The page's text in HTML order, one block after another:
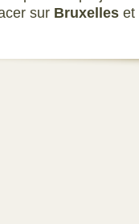
sur Bruxelleset